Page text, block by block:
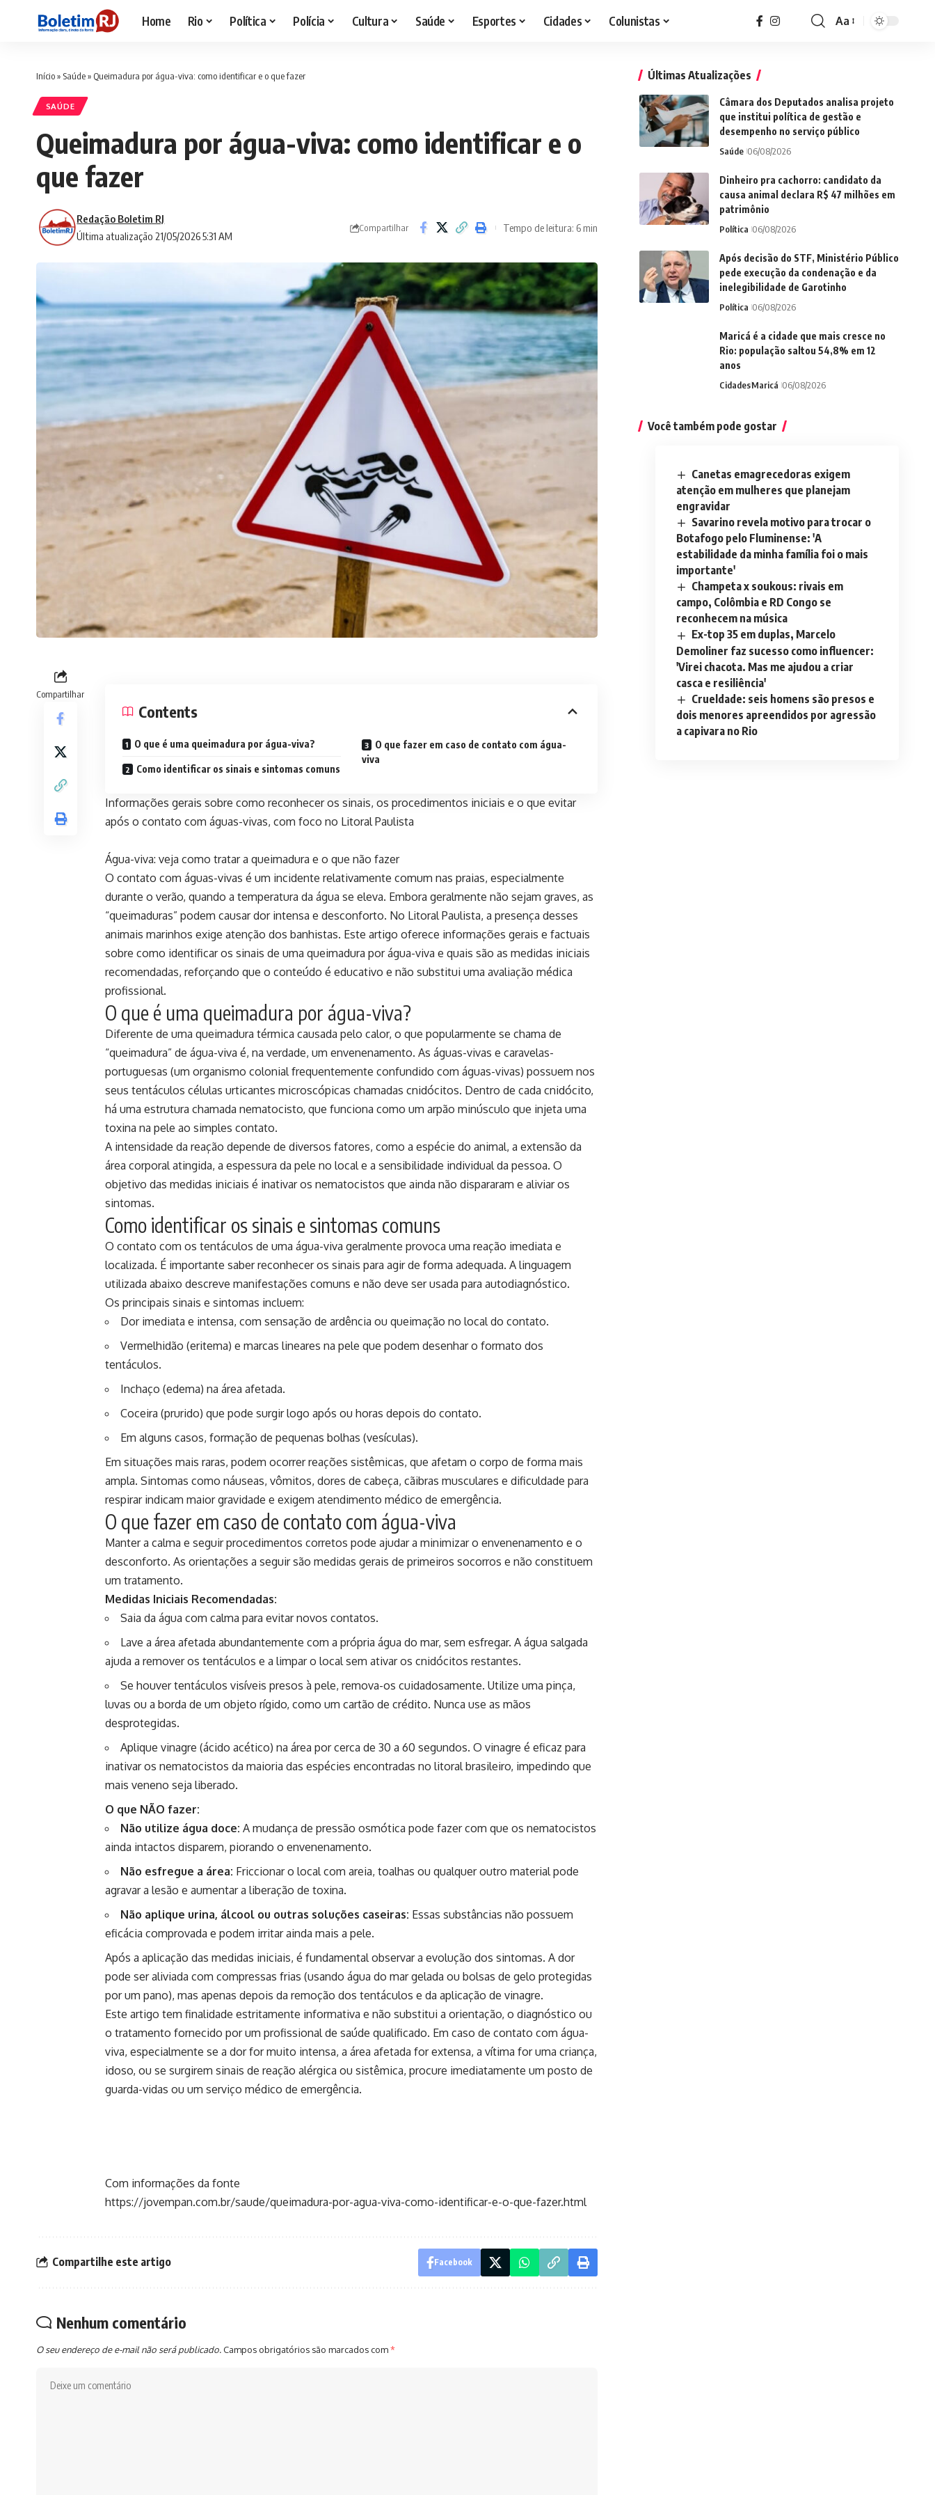
Home Rio Política Polícia Cultura Saúde Esportes Cidades Colunistas
Font
Aa
Início» Saúde» Queimadura por água-viva: como identificar e o que fazer
SAÚDE
Queimadura por água-viva: como identificar e o
que fazer
Última atualização 21/05/2026 5:31 AM
Redação Boletim RJ
Compartilhar Tempo de leitura: 6 min
Compartilhar
Contents
O que é uma queimadura por água-viva?
Como identificar os sinais e sintomas comuns
O que fazer em caso de contato com água-
viva
Informações gerais sobre como reconhecer os sinais, os procedimentos iniciais e o que evitar
após o contato com águas-vivas, com foco no Litoral Paulista
Água-viva: veja como tratar a queimadura e o que não fazer
O contato com águas-vivas é um incidente relativamente comum nas praias, especialmente
durante o verão, quando a temperatura da água se eleva. Embora geralmente não sejam graves, as
“queimaduras” podem causar dor intensa e desconforto. No Litoral Paulista, a presença desses
animais marinhos exige atenção dos banhistas. Este artigo oferece informações gerais e factuais
sobre como identificar os sinais de uma queimadura por água-viva e quais são as medidas iniciais
recomendadas, reforçando que o conteúdo é educativo e não substitui uma avaliação médica
profissional.
O que é uma queimadura por água-viva?
Diferente de uma queimadura térmica causada pelo calor, o que popularmente se chama de
“queimadura” de água-viva é, na verdade, um envenenamento. As águas-vivas e caravelas-
portuguesas (um organismo colonial frequentemente confundido com águas-vivas) possuem nos
seus tentáculos células urticantes microscópicas chamadas cnidócitos. Dentro de cada cnidócito,
há uma estrutura chamada nematocisto, que funciona como um arpão minúsculo que injeta uma
toxina na pele ao simples contato.
A intensidade da reação depende de diversos fatores, como a espécie do animal, a extensão da
área corporal atingida, a espessura da pele no local e a sensibilidade individual da pessoa. O
objetivo das medidas iniciais é inativar os nematocistos que ainda não dispararam e aliviar os
sintomas.
Como identificar os sinais e sintomas comuns
O contato com os tentáculos de uma água-viva geralmente provoca uma reação imediata e
localizada. É importante saber reconhecer os sinais para agir de forma adequada. A linguagem
utilizada abaixo descreve manifestações comuns e não deve ser usada para autodiagnóstico.
Os principais sinais e sintomas incluem:
Dor imediata e intensa, com sensação de ardência ou queimação no local do contato.
Vermelhidão (eritema) e marcas lineares na pele que podem desenhar o formato dos
tentáculos.
Inchaço (edema) na área afetada.
Coceira (prurido) que pode surgir logo após ou horas depois do contato.
Em alguns casos, formação de pequenas bolhas (vesículas).
Em situações mais raras, podem ocorrer reações sistêmicas, que afetam o corpo de forma mais
ampla. Sintomas como náuseas, vômitos, dores de cabeça, cãibras musculares e dificuldade para
respirar indicam maior gravidade e exigem atendimento médico de emergência.
O que fazer em caso de contato com água-viva
Manter a calma e seguir procedimentos corretos pode ajudar a minimizar o envenenamento e o
desconforto. As orientações a seguir são medidas gerais de primeiros socorros e não constituem
um tratamento.
Medidas Iniciais Recomendadas:
Saia da água com calma para evitar novos contatos.
Lave a área afetada abundantemente com a própria água do mar, sem esfregar. A água salgada
ajuda a remover os tentáculos e a limpar o local sem ativar os cnidócitos restantes.
Se houver tentáculos visíveis presos à pele, remova-os cuidadosamente. Utilize uma pinça,
luvas ou a borda de um objeto rígido, como um cartão de crédito. Nunca use as mãos
desprotegidas.
Aplique vinagre (ácido acético) na área por cerca de 30 a 60 segundos. O vinagre é eficaz para
inativar os nematocistos da maioria das espécies encontradas no litoral brasileiro, impedindo que
mais veneno seja liberado.
O que NÃO fazer:
Não utilize água doce: A mudança de pressão osmótica pode fazer com que os nematocistos
ainda intactos disparem, piorando o envenenamento.
Não esfregue a área: Friccionar o local com areia, toalhas ou qualquer outro material pode
agravar a lesão e aumentar a liberação de toxina.
Não aplique urina, álcool ou outras soluções caseiras: Essas substâncias não possuem
eficácia comprovada e podem irritar ainda mais a pele.
Após a aplicação das medidas iniciais, é fundamental observar a evolução dos sintomas. A dor
pode ser aliviada com compressas frias (usando água do mar gelada ou bolsas de gelo protegidas
por um pano), mas apenas depois da remoção dos tentáculos e da aplicação de vinagre.
Este artigo tem finalidade estritamente informativa e não substitui a orientação, o diagnóstico ou
o tratamento fornecido por um profissional de saúde qualificado. Em caso de contato com água-
viva, especialmente se a dor for muito intensa, a área afetada for extensa, a vítima for uma criança,
idoso, ou se surgirem sinais de reação alérgica ou sistêmica, procure imediatamente um posto de
guarda-vidas ou um serviço médico de emergência.
Com informações da fonte
https://jovempan.com.br/saude/queimadura-por-agua-viva-como-identificar-e-o-que-fazer.html
Compartilhe este artigo Facebook
Nenhum comentário
O seu endereço de e-mail não será publicado. Campos obrigatórios são marcados com*
Últimas Atualizações
Câmara dos Deputados analisa projeto
que institui política de gestão e
desempenho no serviço público
Saúde 06/08/2026
Dinheiro pra cachorro: candidato da
causa animal declara R$ 47 milhões em
patrimônio
Política 06/08/2026
Após decisão do STF, Ministério Público
pede execução da condenação e da
inelegibilidade de Garotinho
Política 06/08/2026
Maricá é a cidade que mais cresce no
Rio: população saltou 54,8% em 12
anos
CidadesMaricá 06/08/2026
Você também pode gostar
Canetas emagrecedoras exigem
atenção em mulheres que planejam
engravidar
Savarino revela motivo para trocar o
Botafogo pelo Fluminense: 'A
estabilidade da minha família foi o mais
importante'
Champeta x soukous: rivais em
campo, Colômbia e RD Congo se
reconhecem na música
Ex-top 35 em duplas, Marcelo
Demoliner faz sucesso como influencer:
'Virei chacota. Mas me ajudou a criar
casca e resiliência'
Crueldade: seis homens são presos e
dois menores apreendidos por agressão
a capivara no Rio